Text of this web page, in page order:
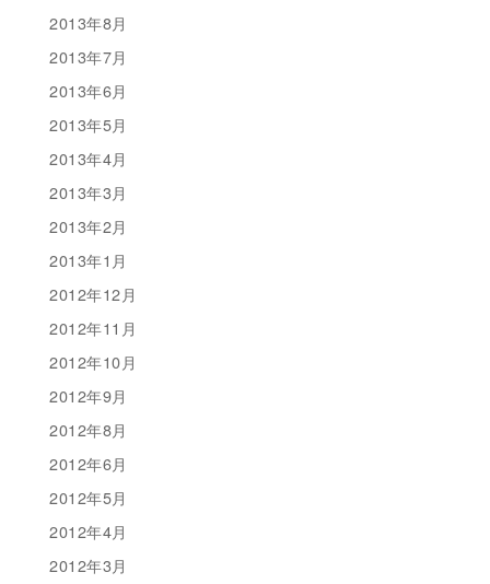
2013年8月
2013年7月
2013年6月
2013年5月
2013年4月
2013年3月
2013年2月
2013年1月
2012年12月
2012年11月
2012年10月
2012年9月
2012年8月
2012年6月
2012年5月
2012年4月
2012年3月